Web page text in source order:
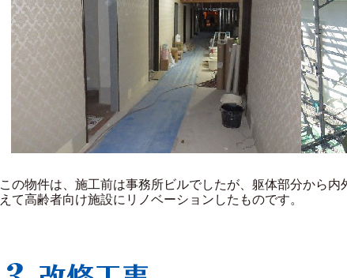
この物件は、施工前は事務所ビルでしたが、躯体部分から
えて高齢者向け施設にリノベーションしたものです。